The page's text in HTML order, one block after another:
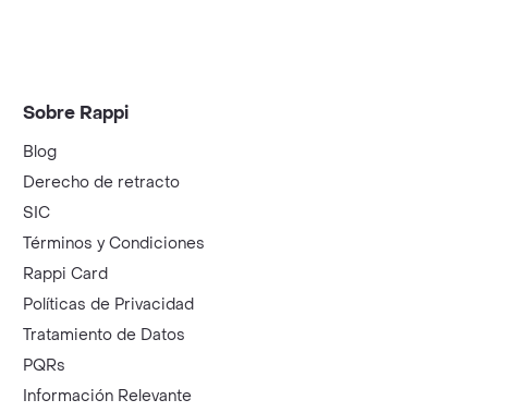
Sobre Rappi
Blog
Derecho de retracto
SIC
Términos y Condiciones
Rappi Card
Políticas de Privacidad
Tratamiento de Datos
PQRs
Información Relevante